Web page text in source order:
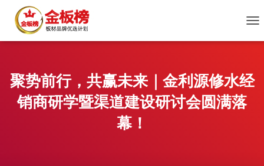
换
聚势前行，共赢未来｜金利源修水经
销商研学暨渠道建设研讨会圆满落
幕！